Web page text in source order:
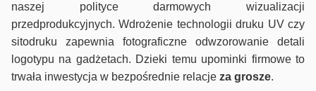
naszej polityce darmowych wizualizacji
przedprodukcyjnych. Wdrożenie technologii druku UV czy
sitodruku zapewnia fotograficzne odwzorowanie detali
logotypu na gadżetach. Dzieki temu upominki firmowe to
trwała inwestycja w bezpośrednie relacje za grosze.